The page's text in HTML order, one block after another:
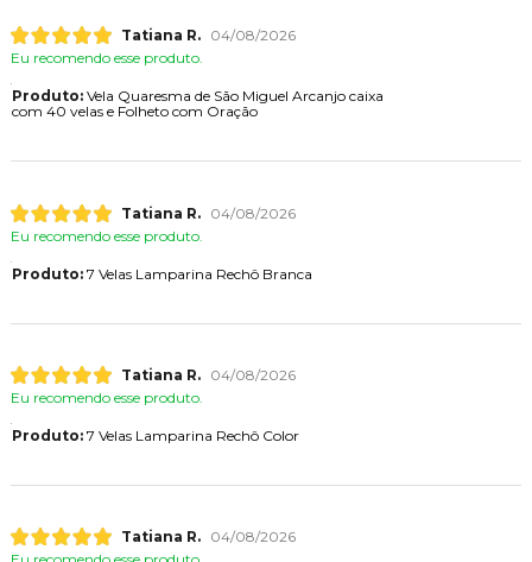
Tatiana R.
04/08/2026
Eu recomendo esse produto.
Produto:Vela Quaresma de São Miguel Arcanjo caixa
com 40 velas e Folheto com Oração
Tatiana R.
04/08/2026
Eu recomendo esse produto.
Produto:7 Velas Lamparina Rechô Branca
Tatiana R.
04/08/2026
Eu recomendo esse produto.
Produto:7 Velas Lamparina Rechô Color
Tatiana R.
04/08/2026